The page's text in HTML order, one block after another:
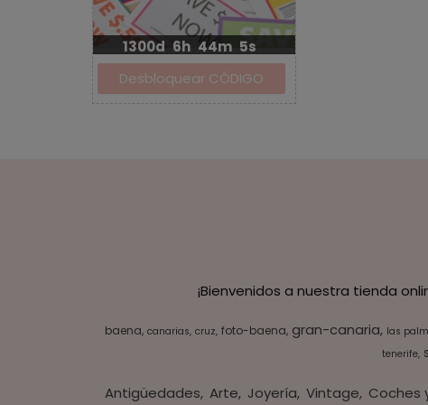
1300d 6h 44m 5s
¡Bienvenidos a nuestra tienda
baena canarias cruz foto-baena gran-canaria las
tenerife
Antigüedades Arte Joyería Vintage Coches